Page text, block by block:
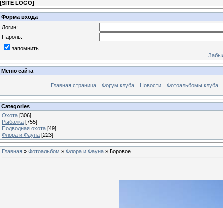
[SITE LOGO]
Форма входа
Логин:
Пароль:
запомнить
Меню сайта
Главная страница Форум клуба Новости Фотоальбомы клуба
Categories
Охота [306]
Рыбалка [755]
Подводная охота [49]
Флора и Фауна [223]
Главная » Фотоальбом » Флора и Фауна » Боровое